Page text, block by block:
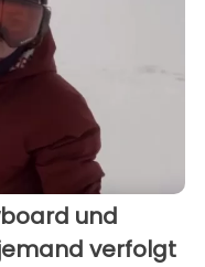
und
verfolgt